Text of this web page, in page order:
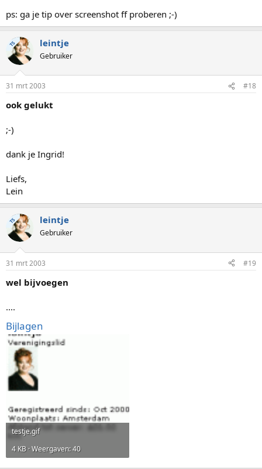
ps: ga je tip over screenshot ff proberen ;-)
TS leintje
Gebruiker
31 mrt 2003 #18
ook gelukt
;-)
dank je Ingrid!
Liefs,
Lein
TS leintje
Gebruiker
31 mrt 2003 #19
wel bijvoegen
....
Bijlagen
testje.gif
4 KB · Weergaven: 40